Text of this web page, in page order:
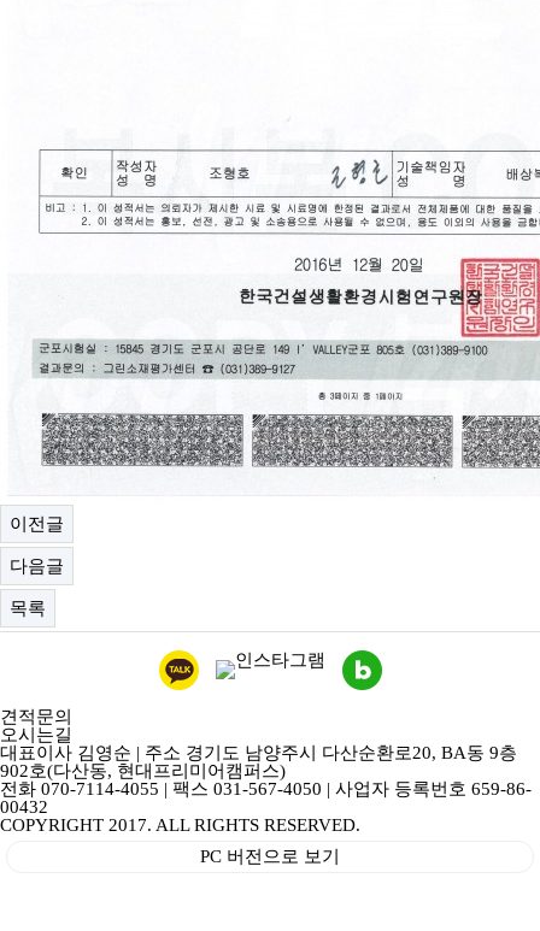
이전글
다음글
목록
견적문의
오시는길
대표이사 김영순 | 주소 경기도 남양주시 다산순환로20, BA동 9층
902호(다산동, 현대프리미어캠퍼스)
전화 070-7114-4055 | 팩스 031-567-4050 | 사업자 등록번호 659-86-
00432
COPYRIGHT 2017. ALL RIGHTS RESERVED.
PC 버전으로 보기